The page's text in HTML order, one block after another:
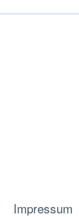
Impressum